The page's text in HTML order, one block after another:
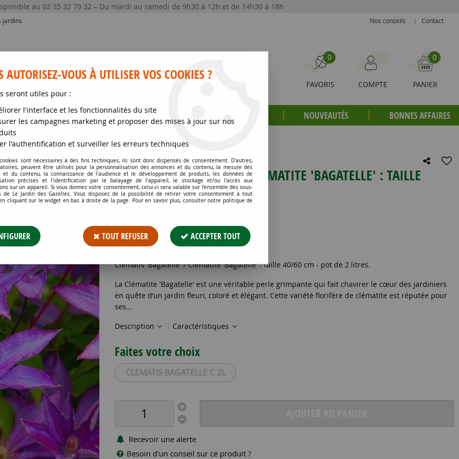
au 02 35 32 79 32 – Du mardi au samedi de 9h30 à 12h et de 14h30 à 18h
jardins Nos conseils | Contact
0
FAVORIS COMPTE
0
PANIER
GRAINES ET SEMENCES MATÉRIELS NOUVEAUTÉS BONNES AFFAIRES
'Bagatelle' / Clématite 'Bagatelle' : taille 40/60 cm - pot de 2 litres
CLEMATIS 'BAGATELLE' / CLÉMATITE 'BAGATELLE' : TAILLE
40/60 CM - POT DE 2 LITRES
Soyez le premier à donner votre avis !
16,69€ TTC
Clematis 'Bagatelle' / Clématite 'Bagatelle' : taille 40/60 cm - pot de 2 litres.
La Clématite 'Bagatelle' est une véritable perle grimpante qui fait chavirer le cœur des jardiniers
en quête d’un jardin fleuri, coloré et élégant. Cette variété florifère de clématite est réputée pour
ses...
Description
Caractéristiques
Faites votre choix
CLEMATIS BAGATELLE C 2L
Recevoir une alerte
Besoin d'un conseil sur ce produit ?
AUTORISEZ-VOUS À UTILISER VOS COOKIES ?
seront utiles pour :
l'interface et les fonctionnalités du site
les campagnes marketing et proposer des mises à jour sur nos
l'authentification et surveiller les erreurs techniques
sont nécessaires à des fins techniques, ils sont donc dispensés de consentement. D'autres,
peuvent être utilisés pour la personnalisation des annonces et du contenu, la mesure des
et du contenu, la connaissance de l'audience et le développement de produits, les données de
précises et l'identification par le balayage de l'appareil, le stockage et/ou l'accès aux
sur un appareil. Si vous donnez votre consentement, celui-ci sera valable sur l’ensemble des sous-
de Le Jardin des Gazelles. Vous disposez de la possibilité de retirer votre consentement à tout
cliquant sur le widget en bas à droite de la page. Pour en savoir plus, consulter notre politique de
TOUT REFUSER ACCEPTER TOUT